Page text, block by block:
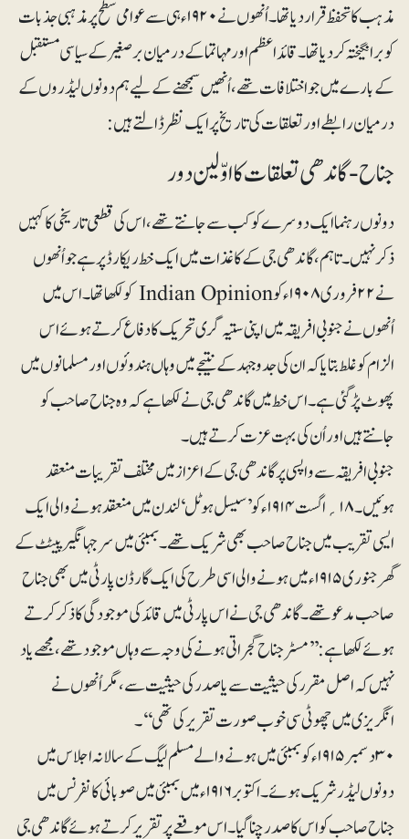
مذہب کا تحفظ قرار دیا تھا۔ اُنھوں نے ۱۹۲۰ء ہی سے عوامی سطح پر مذہبی جذبات
کو برانگیختہ کر دیا تھا۔ قائداعظم اور مہاتما کے درمیان برصغیر کے سیاسی مستقبل
کے بارے میں جو اختلافات تھے، اُنھیں سمجھنے کے لیے ہم دونوں لیڈروں کے
درمیان رابطے اور تعلقات کی تاریخ پر ایک نظر ڈالتے ہیں:
جناح - گاندھی تعلقات کا اوّلین دور
دونوں رہنما ایک دوسرے کو کب سے جانتے تھے، اس کی قطعی تاریخی کا کہیں
ذکر نہیں۔ تاہم، گاندھی جی کے کاغذات میں ایک خط ریکارڈ پر ہے جو اُنھوں
نے ۲۲فروری ۱۹۰۸ء کو Indian Opinion کو لکھا تھا۔ اس میں
اُنھوں نے جنوبی افریقہ میں اپنی ستیہ گری تحریک کا دفاع کرتے ہوئے اس
الزام کو غلط بتایا کہ ان کی جدوجہد کے نتیجے میں وہاں ہندوئوں اور مسلمانوں میں
پھوٹ پڑگئی ہے۔ اس خط میں گاندھی جی نے لکھا ہے کہ وہ جناح صاحب کو
جانتے ہیں اور اُن کی بہت عزت کرتے ہیں۔
جنوبی افریقہ سے واپسی پر گاندھی جی کے اعزاز میں مختلف تقریبات منعقد
ہوئیں۔ ۱۸؍اگست ۱۹۱۴ء کو ’سیسل ہوٹل‘ لندن میں منعقد ہونے والی ایک
ایسی تقریب میں جناح صاحب بھی شریک تھے۔ بمبئی میں سر جہانگیر پیٹٹ کے
گھر جنوری ۱۹۱۵ء میں ہونے والی اسی طرح کی ایک گارڈن پارٹی میں بھی جناح
صاحب مدعو تھے۔ گاندھی جی نے اس پارٹی میں قائد کی موجودگی کا ذکر کرتے
ہوئے لکھا ہے: ’’مسٹر جناح گجراتی ہونے کی وجہ سے وہاں موجود تھے، مجھے یاد
نہیں کہ اصل مقرر کی حیثیت سے یا صدر کی حیثیت سے ، مگر اُنھوں نے
انگریزی میں چھوٹی سی خوب صورت تقریر کی تھی‘‘۔
۳۰دسمبر ۱۹۱۵ء کو بمبئی میں ہونے والے مسلم لیگ کے سالانہ اجلاس میں
دونوں لیڈر شریک ہوئے ۔ اکتوبر ۱۹۱۶ء میں بمبئی میں صوبائی کانفرنس میں
جناح صاحب کو اس کا صدر چنا گیا۔ اس موقعے پر تقریر کرتے ہوئے گاندھی جی